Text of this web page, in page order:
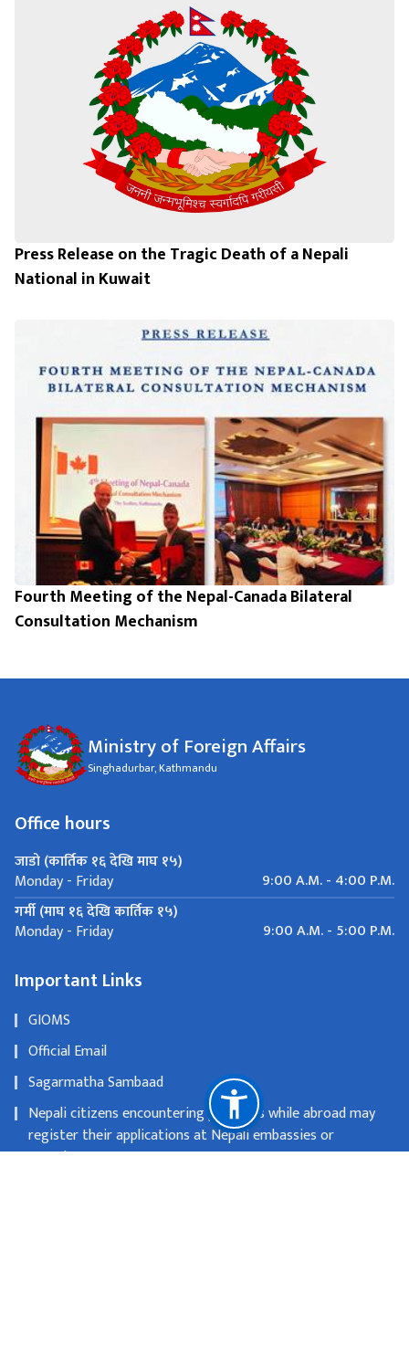
Press Release on the Tragic Death of a Nepali
National in Kuwait
Fourth Meeting of the Nepal-Canada Bilateral
Consultation Mechanism
Ministry of Foreign Affairs
Singhadurbar, Kathmandu
Office hours
जाडो (कार्तिक १६ देखि माघ १५)
Monday - Friday
9:00 A.M. - 4:00 P.M.
गर्मी (माघ १६ देखि कार्तिक १५)
Monday - Friday 9:00 A.M. - 5:00 P.M.
Important Links
GIOMS
Official Email
Sagarmatha Sambaad
Nepali citizens encountering problems while abroad may
register their applications at Nepali embassies or
consulates